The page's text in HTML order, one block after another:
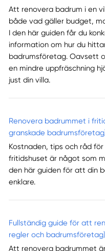
Att renovera badrum i en
både vad gäller budget,
I den här guiden får du
information om hur du
badrumsföretag. Oavsett
en mindre uppfräschning
just din villa.
Renovera badrummet i
granskade
Kostnaden, tips och råd
fritidshuset är något som
den här guiden för att din
enklare.
Fullständig guide för att
regler och badrumsföretag)
Att renovera badrummet